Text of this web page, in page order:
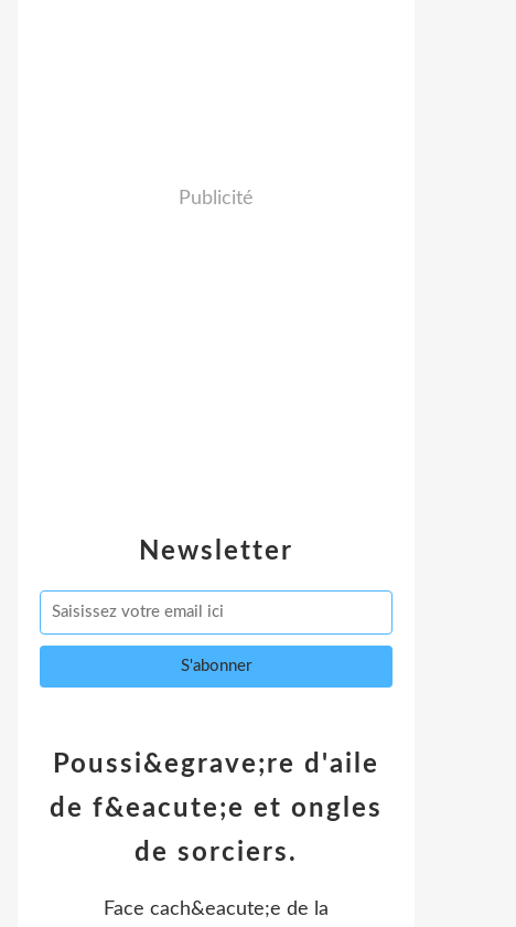
Newsletter
Publicité
Poussi&egrave;re d'aile
de f&eacute;e et ongles
de sorciers.
Face cach&eacute;e de la